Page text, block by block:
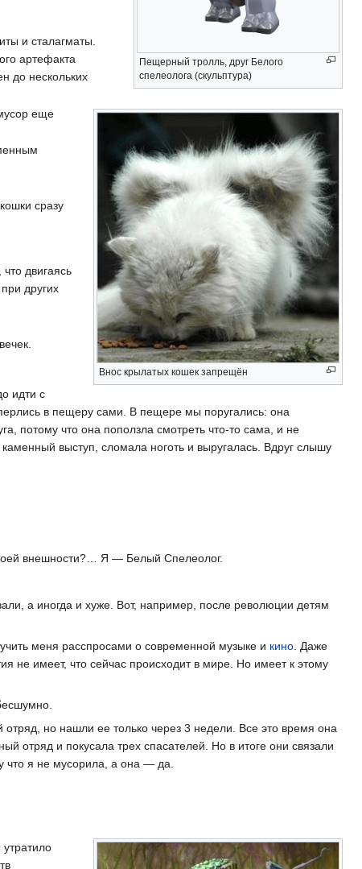
Пещерный тролль, друг Белого
спелеолога (скульптура)
Внос крылатых кошек запрещён
и сталагматы.
артефакта
до нескольких
еще
сразу
двигаясь
других
идти с
в пещеру сами. В пещере мы поругались: она
потому что она поползла смотреть что-то сама, и не
выступ, сломала ноготь и выругалась. Вдруг слышу
внешности?… Я — Белый Спелеолог.
а иногда и хуже. Вот, например, после революции детям
меня расспросами о современной музыке и кино. Даже
не имеет, что сейчас происходит в мире. Но имеет к этому
но нашли ее только через 3 недели. Все это время она
отряд и покусала трех спасателей. Но в итоге они связали
что я не мусорила, а она — да.